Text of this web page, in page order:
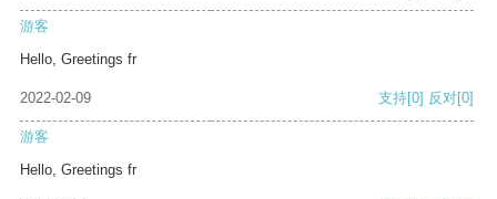
游客
Hello, Greetings fr
2022-02-09 支持[0] 反对[0]
游客
Hello, Greetings fr